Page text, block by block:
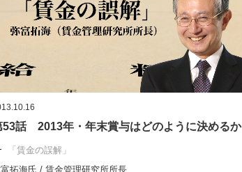
53話 2013年・年末賞与はどのように決めるか
「賃金の誤解」
拓海氏 / 賃金管理研究所所長